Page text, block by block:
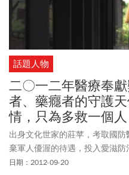
話題人物
二〇一二年醫療奉
者、藥癮者的守護
情，只為多救一個人
出身文化世家的莊苹，考取國
棄軍人優渥的待遇，投入愛滋
藥癮者，傾聽他們的心聲，永遠
日期：2012-09-20